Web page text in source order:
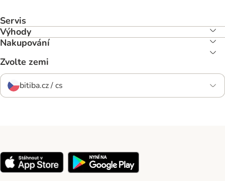
Servis
Výhody
Nakupování
Zvolte zemi
bitiba.cz / cs